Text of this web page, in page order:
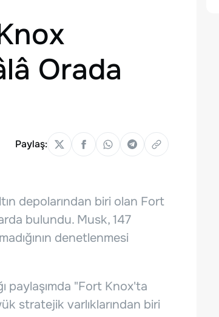
Orada
Paylaş:
depolarından biri olan Fort
bulundu. Musk, 147
denetlenmesi
paylaşımda "Fort Knox'ta
stratejik varlıklarından biri